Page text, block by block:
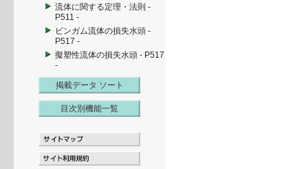
流体に関する定理・法則 -
P511 -
ビンガム流体の損失水頭 -
P517 -
擬塑性流体の損失水頭 - P517
-
掲載データ ソート
目次別機能一覧